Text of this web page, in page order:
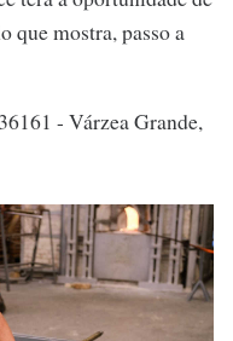
que mostra, passo a
- Várzea Grande,